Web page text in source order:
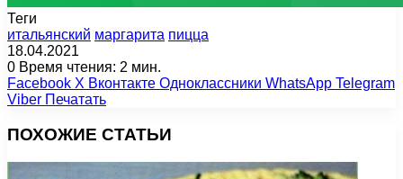
Теги
итальянский маргарита пицца
18.04.2021
0 Время чтения: 2 мин.
Facebook X Вконтакте Одноклассники WhatsApp Telegram
Viber Печатать
ПОХОЖИЕ СТАТЬИ